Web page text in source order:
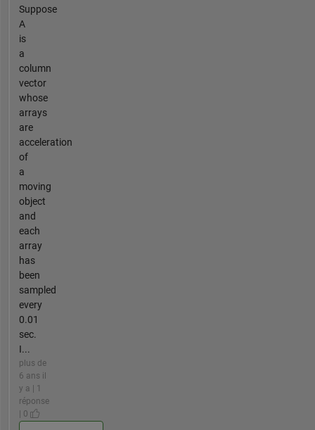
Suppose
A
is
a
column
vector
whose
arrays
are
acceleration
of
a
moving
object
and
each
array
has
been
sampled
every
0.01
sec.
I...
plus de
6 ans il
y a | 1
réponse
| 0